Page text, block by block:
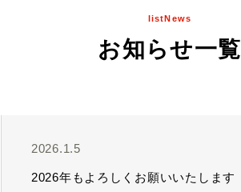
listNews
お知らせ一覧
2026.1.5
2026年もよろしくお願いいたします